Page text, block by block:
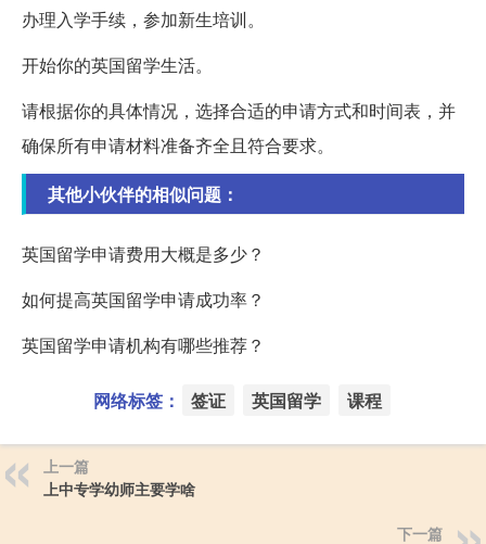
办理入学手续，参加新生培训。
开始你的英国留学生活。
请根据你的具体情况，选择合适的申请方式和时间表，并
确保所有申请材料准备齐全且符合要求。
其他小伙伴的相似问题：
英国留学申请费用大概是多少？
如何提高英国留学申请成功率？
英国留学申请机构有哪些推荐？
网络标签： 签证 英国留学 课程
上一篇
上中专学幼师主要学啥
下一篇